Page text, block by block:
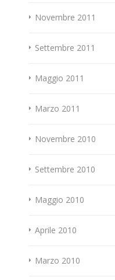
Novembre 2011
Settembre 2011
Maggio 2011
Marzo 2011
Novembre 2010
Settembre 2010
Maggio 2010
Aprile 2010
Marzo 2010